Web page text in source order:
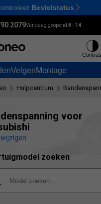
Ctrl
Bestelstatus
2079Vandaag geopend:8 - 14
VelgenMontage
Hulpcentrum
voor
zoeken